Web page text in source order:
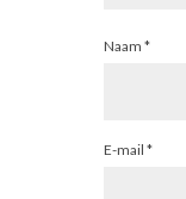
Naam *
E-mail *